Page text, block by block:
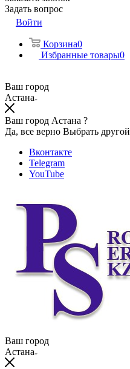
Задать вопрос
Войти
Корзина0
Избранные товары0
Ваш город
Астана
Ваш город Астана ?
Да, все верно Выбрать другой
Вконтакте
Telegram
YouTube
Ваш город
Астана